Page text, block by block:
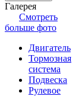
Галерея
Смотреть
больше фото
Двигатель
Тормозная
система
Подвеска
Рулевое